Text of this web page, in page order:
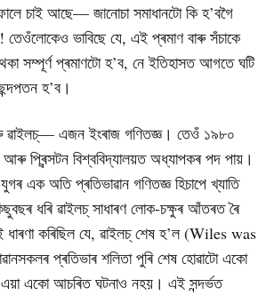
চাই আছে— জানোচা সমাধানটো কি হ’বগৈ
তেওঁলোকেও ভাবিছে যে, এই প্ৰমাণ বাৰু সঁচাকে
সম্পূৰ্ণ প্ৰমাণটো হ’ব, নে ইতিহাসত আগতে ঘটি
হ’ব।
ৱাইলচ্— এজন ইংৰাজ গণিতজ্ঞ। তেওঁ ১৯৮০
প্ৰিন্সটন বিশ্ববিদ্যালয়ত অধ্যাপকৰ পদ পায়।
এক অতি প্ৰতিভাৱান গণিতজ্ঞ হিচাপে খ্যাতি
ধৰি ৱাইলচ্ সাধাৰণ লোক-চক্ষুৰ আঁতৰত ৰৈ
কৰিছিল যে, ৱাইলচ্ শেষ হ’ল (Wiles was
প্ৰতিভাৰ শলিতা পুৰি শেষ হোৱাটো একো
একো আচৰিত ঘটনাও নহয়। এই সন্দৰ্ভত